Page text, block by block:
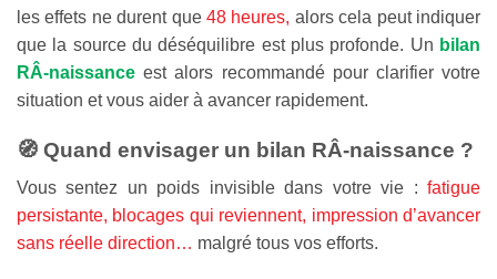
les effets ne durent que 48 heures, alors cela peut indiquer
que la source du déséquilibre est plus profonde. Un bilan
RÂ-naissance est alors recommandé pour clarifier votre
situation et vous aider à avancer rapidement.
🧭 Quand envisager un bilan RÂ-naissance ?
Vous sentez un poids invisible dans votre vie : fatigue
persistante, blocages qui reviennent, impression d’avancer
sans réelle direction… malgré tous vos efforts.